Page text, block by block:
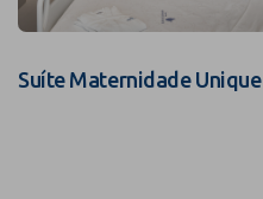
Suíte Maternidade Unique